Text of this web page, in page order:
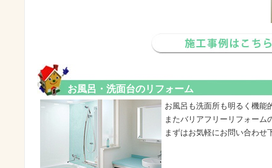
お風呂・洗面台のリフォーム
お風呂も洗面所も明るく機能
またバリアフリーリフォーム
まずはお気軽にお問い合わせ